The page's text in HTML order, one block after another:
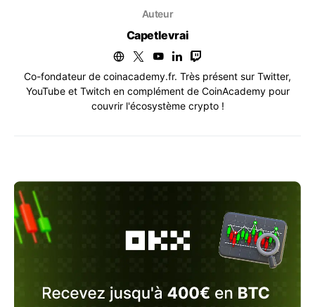
Auteur
Capetlevrai
Co-fondateur de coinacademy.fr. Très présent sur Twitter,
YouTube et Twitch en complément de CoinAcademy pour
couvrir l'écosystème crypto !